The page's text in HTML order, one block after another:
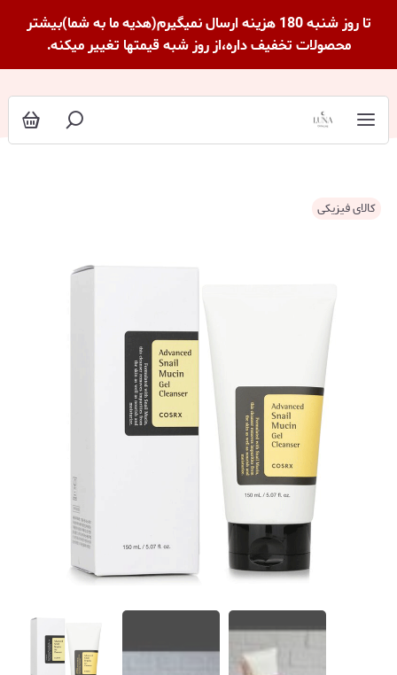
تا روز شنبه 180 هزینه ارسال نمیگیرم(هدیه ما به شما)بیشتر
محصولات تخفیف داره،از روز شبه قیمتها تغییر میکنه.
کالای فیزیکی